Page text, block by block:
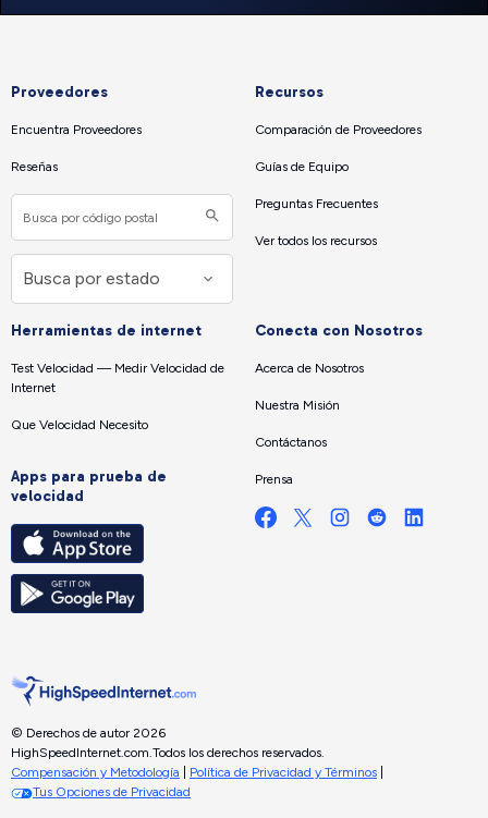
Proveedores
Encuentra Proveedores
Reseñas
Recursos
Comparación de Proveedores
Guías de Equipo
Preguntas Frecuentes
Ver todos los recursos
Herramientas de internet
Test Velocidad — Medir Velocidad de
Internet
Que Velocidad Necesito
Apps para prueba de
velocidad
Conecta con Nosotros
Acerca de Nosotros
Nuestra Misión
Contáctanos
Prensa
© Derechos de autor 2026
HighSpeedInternet.com. Todos los derechos reservados.
Compensación y Metodología
Política de Privacidad y Términos
Tus Opciones de Privacidad